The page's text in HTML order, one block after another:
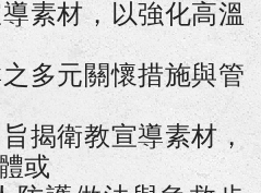
素材，以強化高溫
多元關懷措施與管
揭衛教宣導素材，
或